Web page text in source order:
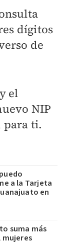
dígitos
de
el
NIP
para ti.
a la Tarjeta
en
suma más
mujeres